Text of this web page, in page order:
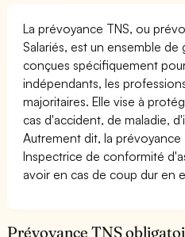
La prévoyance TNS, ou
Salariés, est un ensemble de
conçues spécifiquement
indépendants, les
majoritaires. Elle vise à
cas d'accident, de maladie,
Autrement dit, la prévoyance
Inspectrice de conformité
avoir en cas de coup dur en
Prévoyance TNS